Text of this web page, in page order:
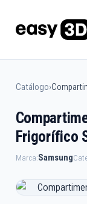
Catálogo›
Frigorífico
Marca:Samsung